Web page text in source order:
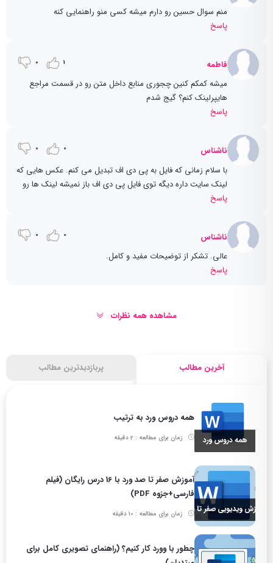
آخرین مطالب پربازدیدترین مطالب
همه دروس ورد به ترتیب
زمان برای مطالعه : 2 دقیقه
آموزش صفر تا صد ورد با 16 درس رایگان (فیلم
فارسی+جزوه PDF)
زمان برای مطالعه : 10 دقیقه
چطور با وورد کار کنیم؟ (راهنمای تصویری کامل برای
منم سوال حسین رو دارم میشه کسی منو راهنمایی کنه
پاسخ
فاطمه 1
0
میشه کمکم کنین چجوری منابع داخل متن رو در قسمت مراجع
هایپرلینک کنم؟ گیج شدم
پاسخ
ناشناس 0
0
با سلام زمانی که فایل به پی دی اف تبدیل می کنم. عکس هایی که
لینک سایت داره دیگه توی فایل پی دی اف باز نمیشه لینک ها رو
پاسخ
ناشناس 0
0
عالی. تشکر از توضیحات مفید و کامل.
پاسخ
مشاهده همه نظرات